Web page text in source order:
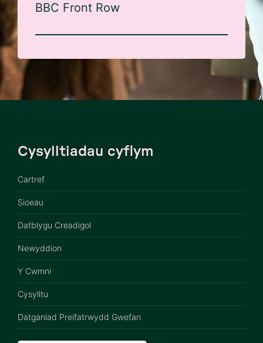
BBC Front Row
Cysylltiadau cyflym
Cartref
Sioeau
Datblygu Creadigol
Newyddion
Y Cwmni
Cysylltu
Datganiad Preifatrwydd Gwefan